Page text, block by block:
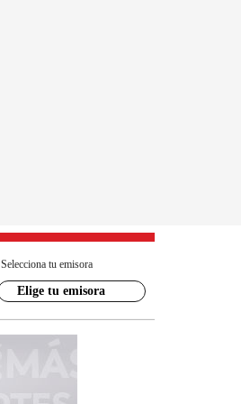
Selecciona tu emisora
Elige tu emisora